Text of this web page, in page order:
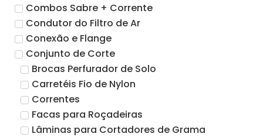
Combos Sabre + Corrente
Condutor do Filtro de Ar
Conexão e Flange
Conjunto de Corte
Brocas Perfurador de Solo
Carretéis Fio de Nylon
Correntes
Facas para Roçadeiras
Lâminas para Cortadores de Grama